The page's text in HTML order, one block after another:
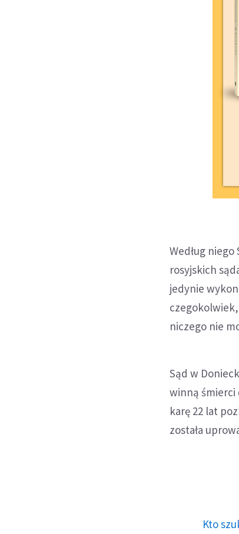
Według
rosyjskich
jedynie
niczego nie
Sąd w
winną śmierci
karę 22 lat
została
Kto